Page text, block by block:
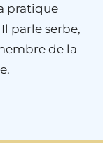
pratique
parle serbe,
de la